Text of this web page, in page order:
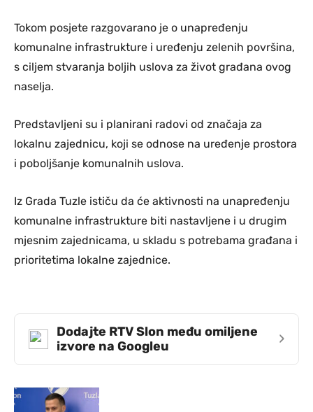
Tokom posjete razgovarano je o unapređenju
komunalne infrastrukture i uređenju zelenih površina,
s ciljem stvaranja boljih uslova za život građana ovog
naselja.
Predstavljeni su i planirani radovi od značaja za
lokalnu zajednicu, koji se odnose na uređenje prostora
i poboljšanje komunalnih uslova.
Iz Grada Tuzle ističu da će aktivnosti na unapređenju
komunalne infrastrukture biti nastavljene i u drugim
mjesnim zajednicama, u skladu s potrebama građana i
prioritetima lokalne zajednice.
Dodajte RTV Slon među omiljene
izvore na Googleu
›